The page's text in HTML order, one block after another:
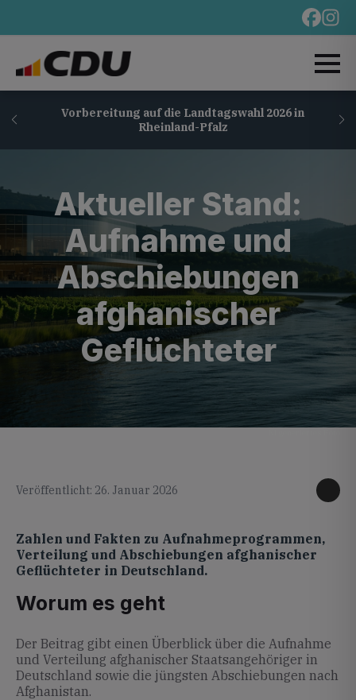
Vorbereitung auf die Landtagswahl 2026 in
Rheinland-Pfalz
Aktueller Stand:
Aufnahme und
Abschiebungen
afghanischer
Geflüchteter
Veröffentlicht: 26. Januar 2026
Zahlen und Fakten zu Aufnahmeprogrammen,
Verteilung und Abschiebungen afghanischer
Geflüchteter in Deutschland.
Worum es geht
Der Beitrag gibt einen Überblick über die Aufnahme
und Verteilung afghanischer Staatsangehöriger in
Deutschland sowie die jüngsten Abschiebungen nach
Afghanistan.